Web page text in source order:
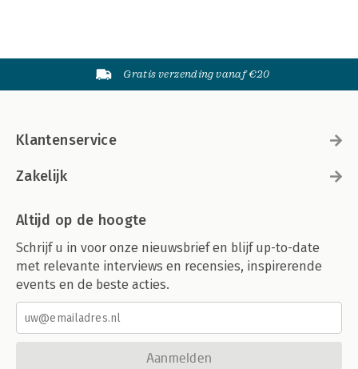
Gratis verzending vanaf €20
Klantenservice
Zakelijk
Altijd op de hoogte
Schrijf u in voor onze nieuwsbrief en blijf up-to-date
met relevante interviews en recensies, inspirerende
events en de beste acties.
Aanmelden